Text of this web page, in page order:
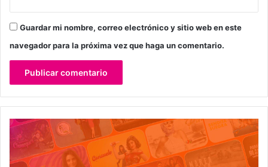
Guardar mi nombre, correo electrónico y sitio web en este
navegador para la próxima vez que haga un comentario.